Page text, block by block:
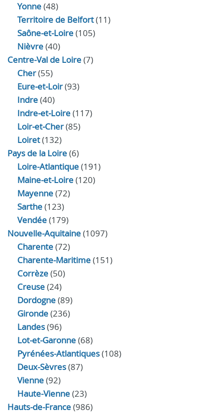
Yonne(48)
Territoire de Belfort(11)
Saône-et-Loire(105)
Nièvre(40)
Centre-Val de Loire(7)
Cher(55)
Eure‑et‑Loir(93)
Indre(40)
Indre‑et‑Loire(117)
Loir‑et‑Cher(85)
Loiret(132)
Pays de la Loire(6)
Loire-Atlantique(191)
Maine-et-Loire(120)
Mayenne(72)
Sarthe(123)
Vendée(179)
Nouvelle-Aquitaine(1097)
Charente(72)
Charente-Maritime(151)
Corrèze(50)
Creuse(24)
Dordogne(89)
Gironde(236)
Landes(96)
Lot-et-Garonne(68)
Pyrénées-Atlantiques(108)
Deux-Sèvres(87)
Vienne(92)
Haute-Vienne(23)
Hauts-de-France(986)